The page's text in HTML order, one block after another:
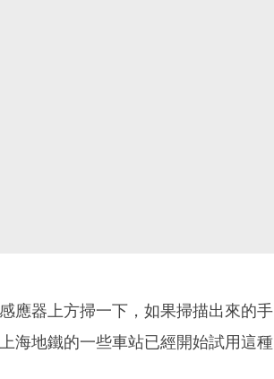
應器上方掃一下，如果掃描出來的手
海地鐵的一些車站已經開始試用這種